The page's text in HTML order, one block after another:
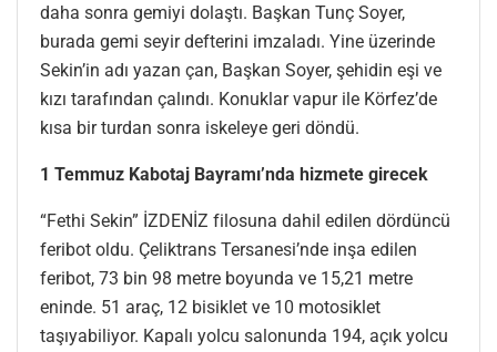
daha sonra gemiyi dolaştı. Başkan Tunç Soyer,
burada gemi seyir defterini imzaladı. Yine üzerinde
Sekin’in adı yazan çan, Başkan Soyer, şehidin eşi ve
kızı tarafından çalındı. Konuklar vapur ile Körfez’de
kısa bir turdan sonra iskeleye geri döndü.
1 Temmuz Kabotaj Bayramı’nda hizmete girecek
“Fethi Sekin” İZDENİZ filosuna dahil edilen dördüncü
feribot oldu. Çeliktrans Tersanesi’nde inşa edilen
feribot, 73 bin 98 metre boyunda ve 15,21 metre
eninde. 51 araç, 12 bisiklet ve 10 motosiklet
taşıyabiliyor. Kapalı yolcu salonunda 194, açık yolcu